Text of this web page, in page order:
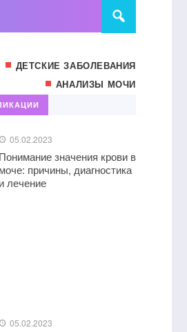
ДЕТСКИЕ ЗАБОЛЕВАНИЯ
АНАЛИЗЫ МОЧИ
05.02.2023
Понимание значения крови в
моче: причины, диагностика
и лечение
05.02.2023